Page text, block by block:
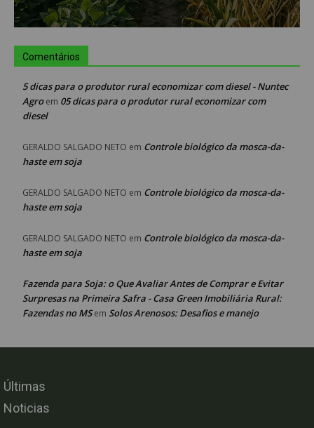
Comentários
5 dicas para o produtor rural economizar com diesel - Nuntec
Agroem 05 dicas para o produtor rural economizar com
diesel
GERALDO SALGADO NETO em Controle biológico da mosca-da-
haste em soja
GERALDO SALGADO NETO em Controle biológico da mosca-da-
haste em soja
GERALDO SALGADO NETO em Controle biológico da mosca-da-
haste em soja
Fazenda para Soja: o Que Avaliar Antes de Comprar e Evitar
Surpresas na Primeira Safra - Casa Green Imobiliária Rural:
Fazendas no MSem Solos Arenosos: Desafios e manejo
Últimas
Noticias